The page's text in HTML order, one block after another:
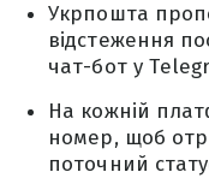
Укрпошта
відстеження
чат-бот у
На кожній
номер, щоб
поточний